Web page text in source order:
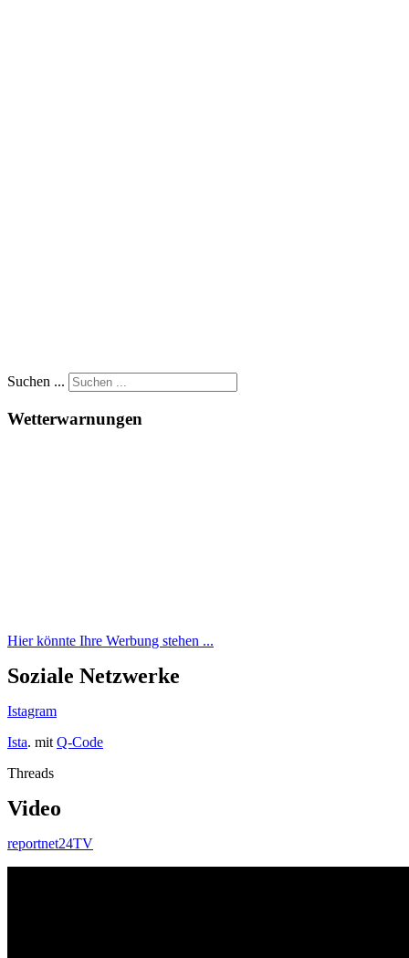
Suchen ...
Wetterwarnungen
Hier könnte Ihre Werbung stehen ...
Soziale Netzwerke
Istagram
Ista. mit Q-Code
Threads
Video
reportnet24TV